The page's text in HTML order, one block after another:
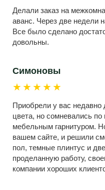
Делали заказ на
аванс. Через две недели
Все было сделано
довольны.
Симоновы
★★★★★
Приобрели у вас недавно
цвета, но сомневались
мебельным гарнитуром.
вашем сайте, и решили
пол, темные плинтус и
проделанную работу,
компании хороших